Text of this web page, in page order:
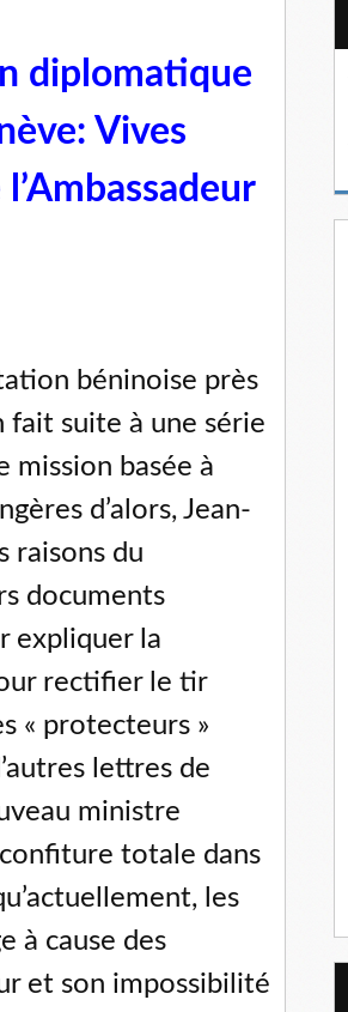
diplomatique
Vives
béninoise près
fait suite à une série
mission basée à
d’alors, Jean-
raisons du
documents
expliquer la
rectifier le tir
« protecteurs »
lettres de
ministre
totale dans
les
à cause des
et son impossibilité